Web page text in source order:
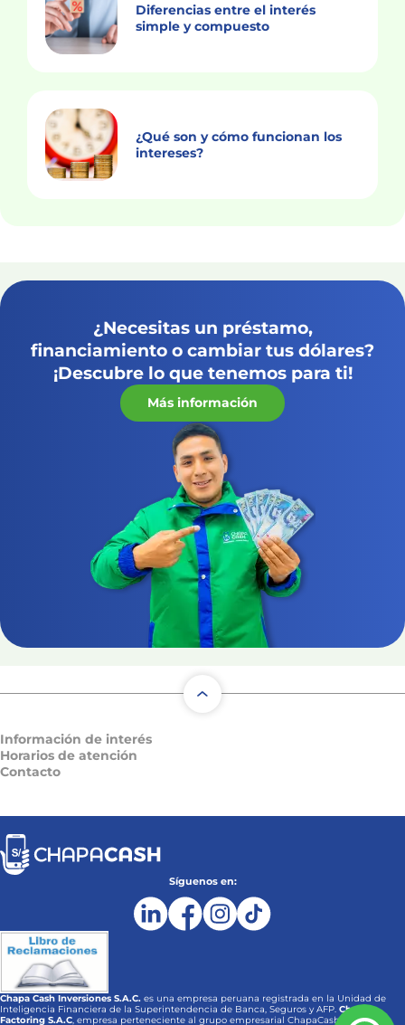
Diferencias entre el interés
simple y compuesto
¿Qué son y cómo funcionan los
intereses?
¿Necesitas un préstamo,
financiamiento o cambiar tus dólares?
¡Descubre lo que tenemos para ti!
Más información
Información de interés
Horarios de atención
Contacto
Chapa Cash Inversiones S.A.C. es una empresa peruana registrada en la Unidad de
Inteligencia Financiera de la Superintendencia de Banca, Seguros y AFP. Chapa
Factoring S.A.C, empresa perteneciente al grupo empresarial ChapaCash, es una
Síguenos en: